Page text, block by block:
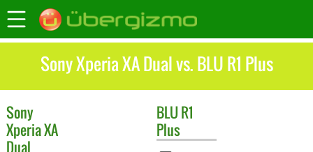
Sony Xperia XA Dual vs. BLU R1 Plus
Sony
Xperia XA
Dual
BLUR1
Plus